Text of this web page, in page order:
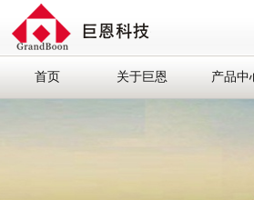
首页 关于巨恩 产品中